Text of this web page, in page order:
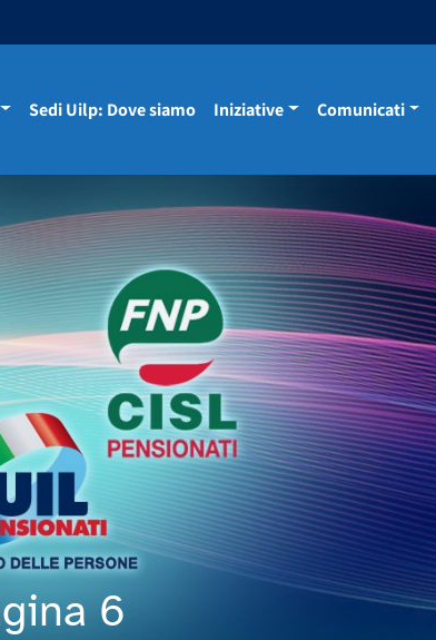
Sedi Uilp: Dove siamo Iniziative Comunicati
6